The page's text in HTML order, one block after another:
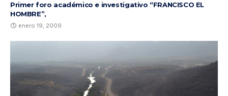
Primer foro académico e investigativo “FRANCISCO EL
HOMBRE”,
enero 19, 2009